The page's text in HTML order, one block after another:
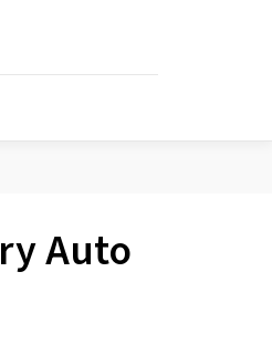
KOŠÍK
Auto